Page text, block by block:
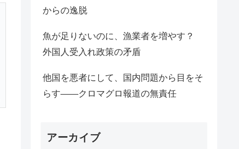
からの逸脱
魚が足りないのに、漁業者を増やす？
外国人受入れ政策の矛盾
他国を悪者にして、国内問題から目をそ
らす――クロマグロ報道の無責任
アーカイブ